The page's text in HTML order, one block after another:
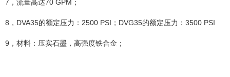
7 ，流量高达70 GPM ；
8 ， DVA35的额定压力： 2500 PSI ； DVG35的额定压力： 3500 PSI
9 ，材料：压实石墨，高强度铁合金；